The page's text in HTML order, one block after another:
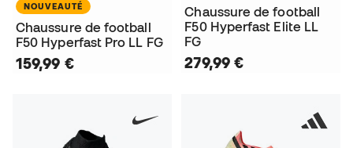
NOUVEAUTÉ
Chaussure de football
F50 Hyperfast Pro LL FG
159,99 €
Chaussure de football
F50 Hyperfast Elite LL
FG
279,99 €